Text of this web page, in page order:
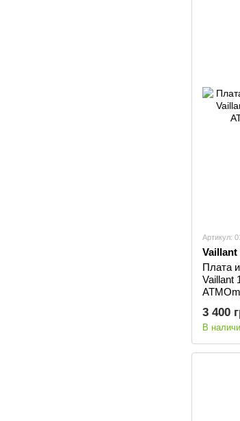
Артикул:
Vaillant
Плата
Vaillant
3 400
В